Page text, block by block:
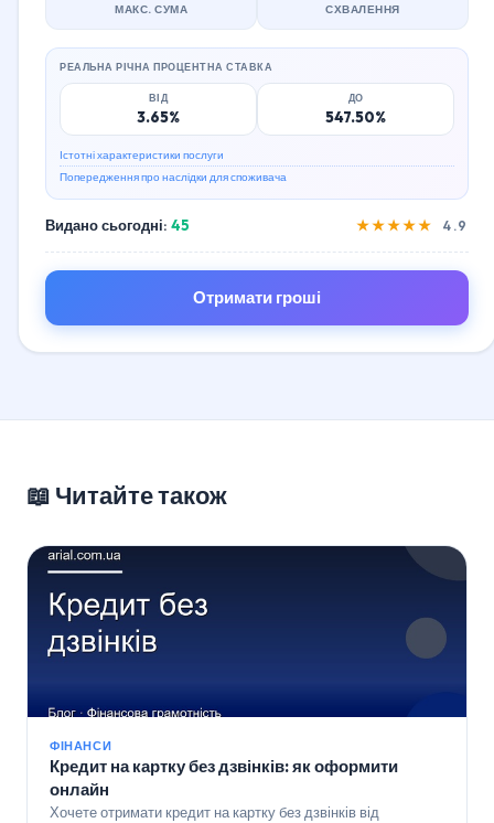
МАКС. СУМА СХВАЛЕННЯ
РЕАЛЬНА РІЧНА ПРОЦЕНТНА СТАВКА
ВІД
3.65%
ДО
547.50%
Істотні характеристики послуги
Попередження про наслідки для споживача
Видано сьогодні: 45 ★★★★★ 4.9
Отримати гроші
📖 Читайте також
ФІНАНСИ
Кредит на картку без дзвінків: як оформити
онлайн
Хочете отримати кредит на картку без дзвінків від